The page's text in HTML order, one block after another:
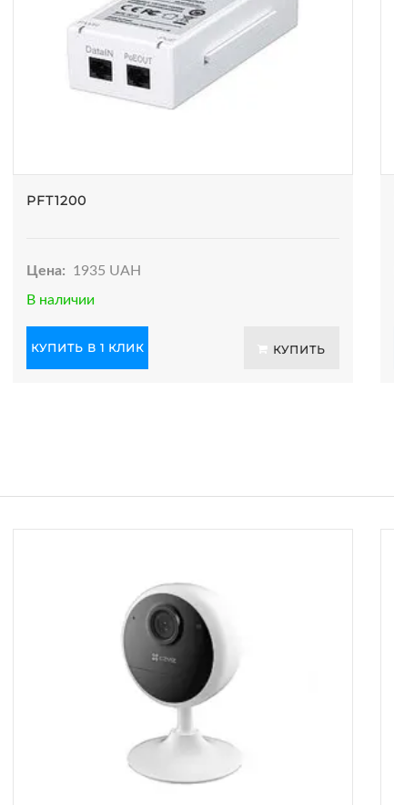
PFT1200
Цена:
1935 UAH
В наличии
КУПИТЬ В 1 КЛИК КУПИТЬ